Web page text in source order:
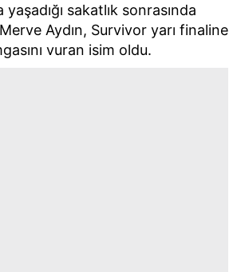
sakatlık sonrasında
Aydın, Survivor yarı finaline
vuran isim oldu.